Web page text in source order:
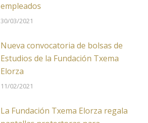
empleados
30/03/2021
Nueva convocatoria de bolsas de
Estudios de la Fundación Txema
Elorza
11/02/2021
La Fundación Txema Elorza regala